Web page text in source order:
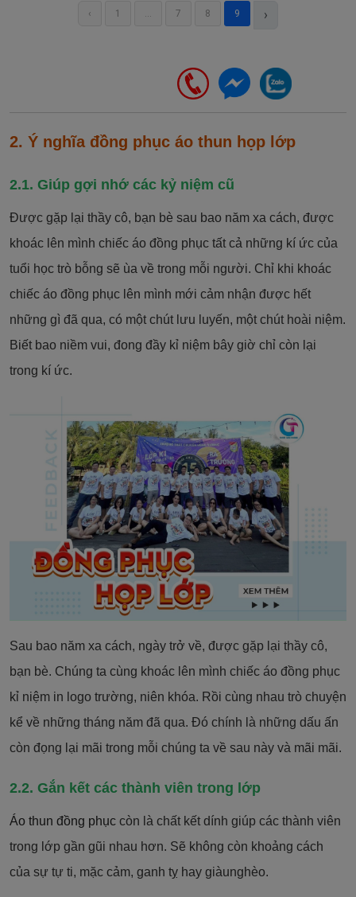
‹ 1 ... 7 8 9 ›
2. Ý nghĩa đồng phục áo thun họp lớp
2.1. Giúp gợi nhớ các kỷ niệm cũ
Được gặp lại thầy cô, bạn bè sau bao năm xa cách, được
khoác lên mình chiếc áo đồng phục tất cả những kí ức của
tuổi học trò bỗng sẽ ùa về trong mỗi người. Chỉ khi khoác
chiếc áo đồng phục lên mình mới cảm nhận được hết
những gì đã qua, có một chút lưu luyến, một chút hoài niệm.
Biết bao niềm vui, đong đầy kỉ niệm bây giờ chỉ còn lại
trong kí ức.
Sau bao năm xa cách, ngày trở về, được gặp lại thầy cô,
bạn bè. Chúng ta cùng khoác lên mình chiếc áo đồng phục
kỉ niệm in logo trường, niên khóa. Rồi cùng nhau trò chuyện
kể về những tháng năm đã qua. Đó chính là những dấu ấn
còn đọng lại mãi trong mỗi chúng ta về sau này và mãi mãi.
2.2. Gắn kết các thành viên trong lớp
Áo thun đồng phục còn là chất kết dính giúp các thành viên
trong lớp gần gũi nhau hơn. Sẽ không còn khoảng cách
của sự tự ti, mặc cảm, ganh tỵ hay giàunghèo.